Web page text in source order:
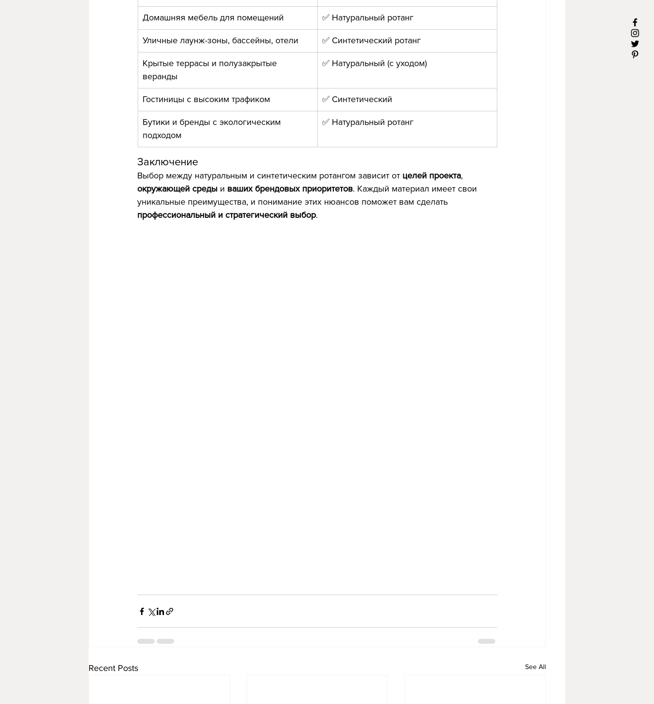
Домашняя мебель для помещений ✅ Натуральный ротанг
Уличные лаунж-зоны, бассейны, отели ✅ Синтетический ротанг
Крытые террасы и полузакрытые
веранды
✅ Натуральный (с уходом)
Гостиницы с высоким трафиком ✅ Синтетический
Бутики и бренды с экологическим
подходом
✅ Натуральный ротанг
Заключение
Выбор между натуральным и синтетическим ротангом зависит от целей проекта,
окружающей среды и ваших брендовых приоритетов. Каждый материал имеет свои
уникальные преимущества, и понимание этих нюансов поможет вам сделать
профессиональный и стратегический выбор.
Recent Posts See All